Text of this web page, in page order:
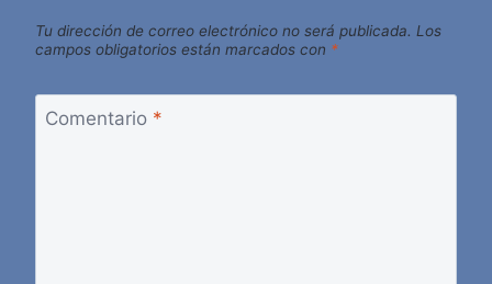
Tu dirección de correo electrónico no será publicada. Los
campos obligatorios están marcados con *
Comentario *